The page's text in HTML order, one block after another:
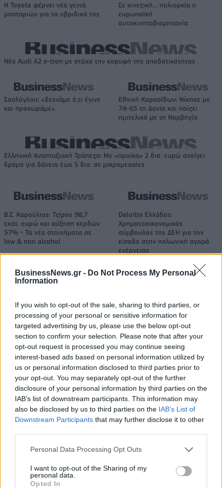
BusinessNews.gr - Do Not Process My Personal
Information
If you wish to opt-out of the sale, sharing to third parties, or
processing of your personal or sensitive information for
targeted advertising by us, please use the below opt-out
section to confirm your selection. Please note that after your
opt-out request is processed you may continue seeing
interest-based ads based on personal information utilized by
us or personal information disclosed to third parties prior to
your opt-out. You may separately opt-out of the further
disclosure of your personal information by third parties on the
IAB’s list of downstream participants. This information may
also be disclosed by us to third parties on the IAB’s List of
Downstream Participants that may further disclose it to other
Personal Data Processing Opt Outs
I want to opt-out of the Sharing of my
personal data.
Opted In
Η Toyota φέρνει νέα γενιά
μπαταριών για τα υβριδικά της
Σε κινεζική… πολιορκία η
ευρωπαϊκή
αυτοκινητοβιομηχανία
Νέο Audi A2 e-tron με στόχο την κορυφή της αποδοτικότητας
Σασλόγλου: «Ξεχνάμε ό,τι έγινε
και προχωράμε»
Εθνική Κορασίδων: Νίκησε με
74-65 τη Δανία και παίζει
ημιτελικό με τη Νορβηγία
Ελληνική Αναπτυξιακή Τράπεζα: Με «προίκα» 2 δισ. ευρώ ανοίγει
δρόμο για δάνεια έως 5 δισ. σε μικρομεσαίες
Β.Σ. Καρούλιας: Τζίρος 98,7
εκατ. ευρώ και αύξηση κερδών
57% - Τα νέα στοιχήματα σε
low & non alcohol
Deloitte Ελλάδος:
Χρηματοοικονομικός
σύμβουλος της ΔΕΗ για την
είσοδο στην πολωνική αγορά
ενέργειας
Το FIAT 500 Hybrid τώρα από
18.990 ευρώ
Ατρόμητος και Novibet
συνεχίζουν μαζί: Ανανέωση της
συνεργασίας τους μέχρι το
2028
18η συνεχόμενη χρονιά για τον ΟΤΕ στη διεθνή σειρά δεικτών
FTSE4Good
πύλες του σε όλους